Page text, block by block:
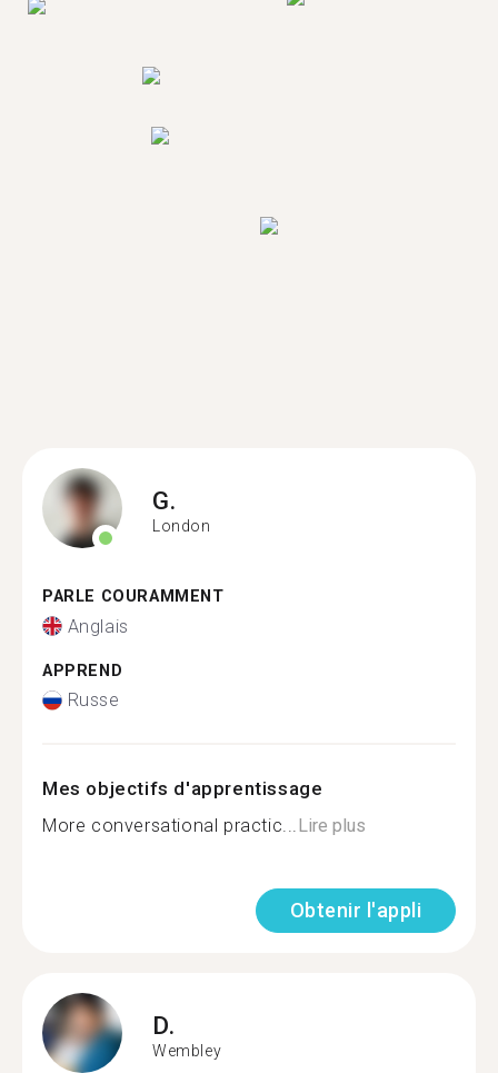
G.
London
PARLE COURAMMENT
Anglais
APPREND
Russe
Mes objectifs d'apprentissage
More conversational practic...Lire plus
Obtenir l'appli
D.
Wembley